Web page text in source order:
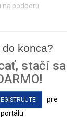
na podporu
konca?
stačí sa
pre